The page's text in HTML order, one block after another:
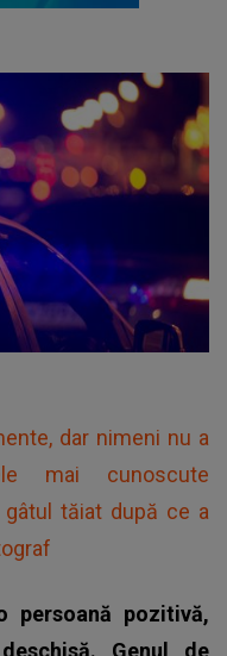
dar nimeni nu a
mai cunoscute
tăiat după ce a
persoană pozitivă,
Genul de